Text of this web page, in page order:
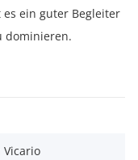
ein guter Begleiter
dominieren.
Vicario